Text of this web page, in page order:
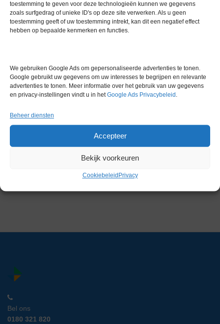
toestemming te geven voor deze technologieën kunnen we gegevens
zoals surfgedrag of unieke ID's op deze site verwerken. Als u geen
toestemming geeft of uw toestemming intrekt, kan dit een negatief effect
hebben op bepaalde kenmerken en functies.
We gebruiken Google Ads om gepersonaliseerde advertenties te tonen.
Google gebruikt uw gegevens om uw interesses te begrijpen en relevante
advertenties te tonen. Meer informatie over het gebruik van uw gegevens
en privacy-instellingen vindt u in hetGoogle Ads Privacybeleid .
Beheer diensten
Accepteer
Bekijk voorkeuren
Cookiebeleid Privacy
Voorraad
Bel ons
0180 321 820